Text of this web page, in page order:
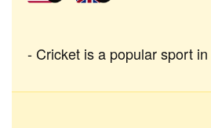
Cricket is a popular sport